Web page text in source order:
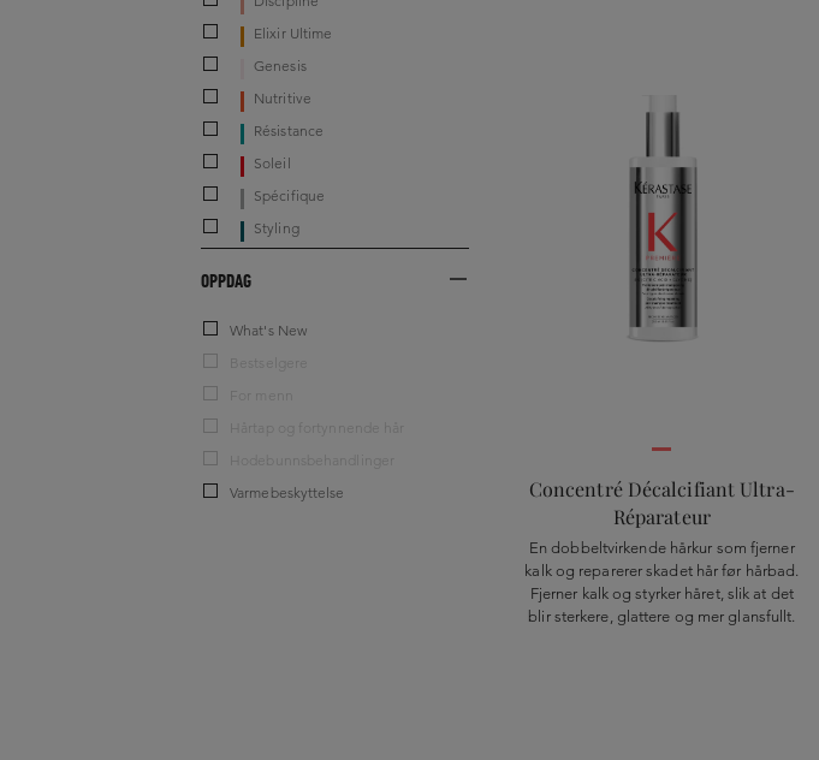
Elixir Ultime
Genesis
Nutritive
Résistance
Soleil
Spécifique
Styling
OPPDAG
What's New
Bestselgere
For menn
Hårtap og fortynnende hår
Hodebunnsbehandlinger
Varmebeskyttelse
Concentré Décalcifiant Ultra-
Réparateur
En dobbeltvirkende hårkur som fjerner
kalk og reparerer skadet hår før hårbad.
Fjerner kalk og styrker håret, slik at det
blir sterkere, glattere og mer glansfullt.